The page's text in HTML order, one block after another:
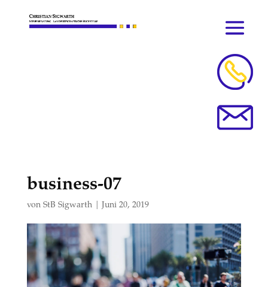
business-07
von StB Sigwarth| Juni 20, 2019